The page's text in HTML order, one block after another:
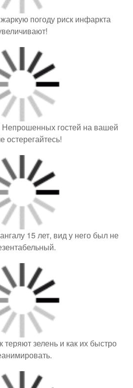
погоду риск инфаркта
гостей на вашей
остерегайтесь!
15 лет, вид у него был не
теряют зелень и как их быстро